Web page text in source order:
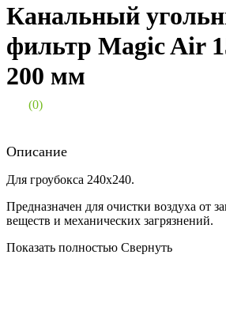
Канальный
фильтр Magic Air
200 мм
(0)
Описание
Для гроубокса 240х240.
Предназначен для очистки воздуха от
веществ и механических загрязнений.
Показать полностью Свернуть